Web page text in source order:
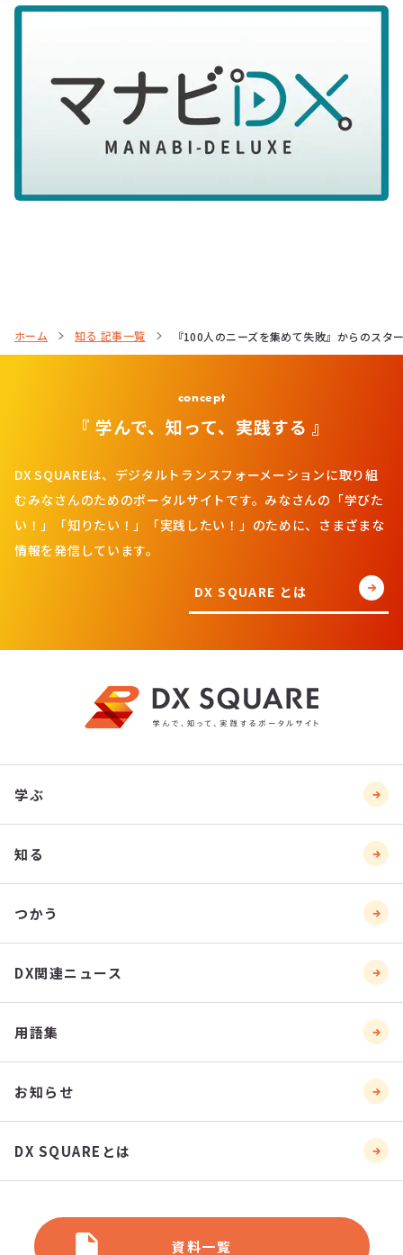
ホーム 知る 記事一覧 『100人のニーズを集めて失敗』からのス
concept
『 学んで、知って、実践する 』
DX SQUAREは、デジタルトランスフォーメーションに取り組
むみなさんのためのポータルサイトです。みなさんの「学びた
い！」「知りたい！」「実践したい！」のために、さまざまな
情報を発信しています。
DX SQUARE とは
学ぶ
知る
つかう
DX関連ニュース
用語集
お知らせ
DX SQUAREとは
資料一覧